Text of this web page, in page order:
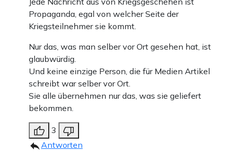
Propaganda, egal von welcher Seite der
Kriegsteilnehmer sie kommt.
Nur das, was man selber vor Ort gesehen hat, ist
glaubwürdig.
Und keine einzige Person, die für Medien Artikel
schreibt war selber vor Ort.
Sie alle übernehmen nur das, was sie geliefert
bekommen.
3
Antworten